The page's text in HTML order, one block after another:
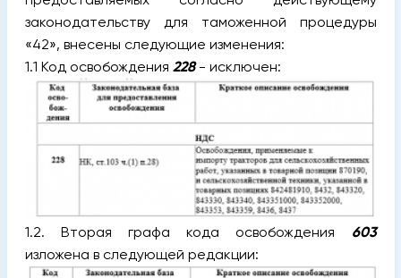
законодательству для таможенной процедуры
«42», внесены следующие изменения:
1.1 Код освобождения 228- исключен:
1.2. Вторая графа кода освобождения 603
изложена в следующей редакции: